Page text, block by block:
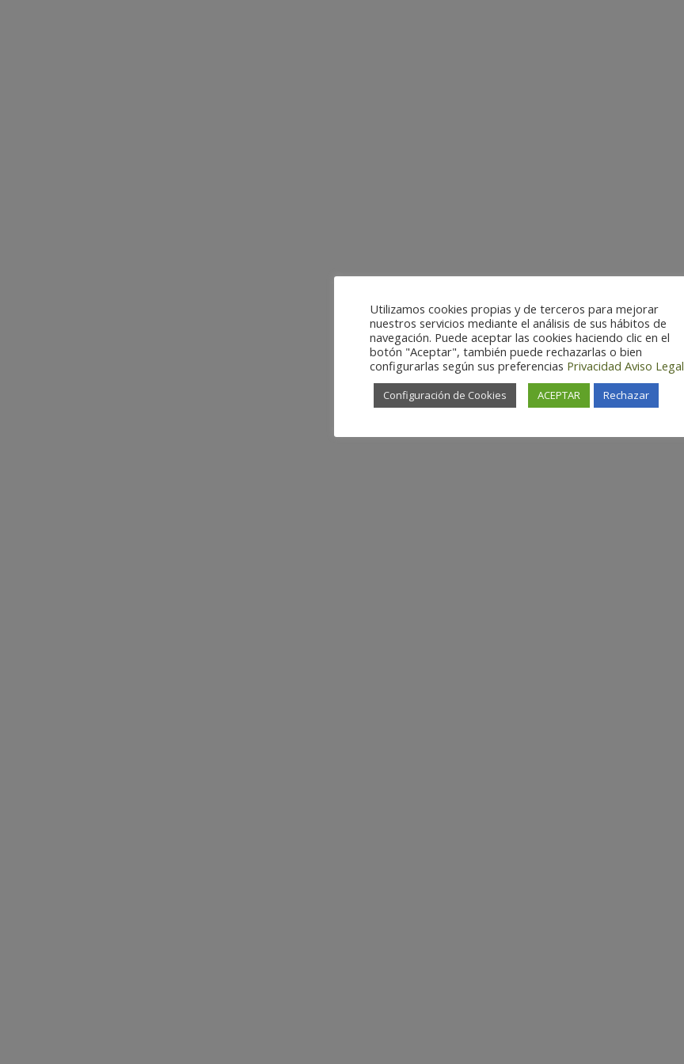
Utilizamos cookies propias y de terceros para mejorar
nuestros servicios mediante el análisis de sus hábitos de
navegación. Puede aceptar las cookies haciendo clic en el
botón "Aceptar", también puede rechazarlas o bien
configurarlas según sus preferencias Privacidad Aviso Legal
Configuración de Cookies ACEPTAR Rechazar